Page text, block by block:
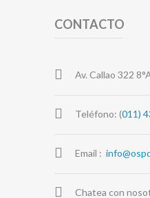
CONTACTO
Av. Callao 322
Teléfono: (011)
Email :
Chatea con